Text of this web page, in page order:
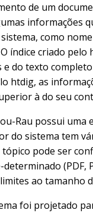
de um
informações
como
índice criado
e do texto
htdig, as
à do seu
Rau possui uma
do sistema tem
tópico pode ser
(PDF,
ao tamanho
foi projetado